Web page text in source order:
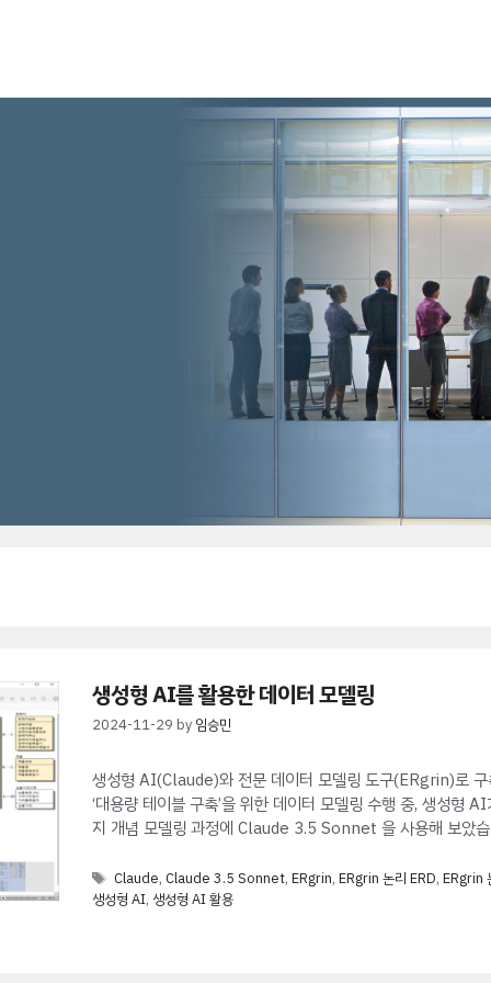
생성형 AI를 활용한 데이터 모델링
2024-11-29 by 임승민
생성형 AI(Claude)와 전문 데이터 모델링 도구(ERgrin)로 구
‘대용량 테이블 구축’을 위한 데이터 모델링 수행 중, 생성형
지 개념 모델링 과정에 Claude 3.5 Sonnet 을 사용해 보았
Tags
Claude,Claude 3.5 Sonnet,ERgrin,ERgrin 논리 ERD,ERgrin
생성형 AI, 생성형 AI 활용